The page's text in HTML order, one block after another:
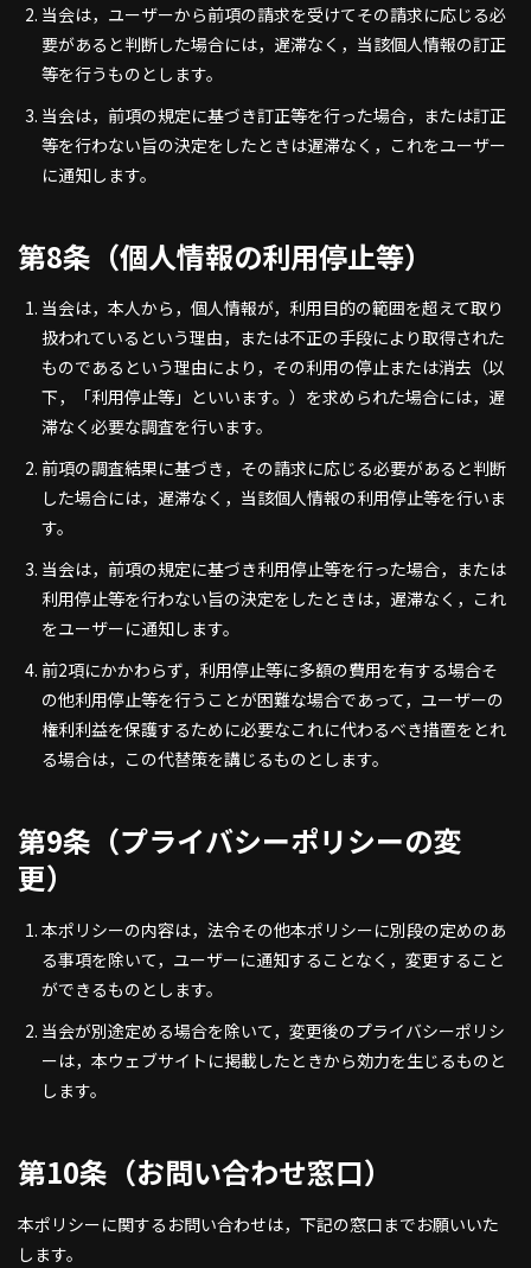
当会は，ユーザーから前項の請求を受けてその請求に応じる必
要があると判断した場合には，遅滞なく，当該個人情報の訂正
等を行うものとします。
当会は，前項の規定に基づき訂正等を行った場合，または訂正
等を行わない旨の決定をしたときは遅滞なく，これをユーザー
に通知します。
第8条（個人情報の利用停止等）
当会は，本人から，個人情報が，利用目的の範囲を超えて取り
扱われているという理由，または不正の手段により取得された
ものであるという理由により，その利用の停止または消去（以
下，「利用停止等」といいます。）を求められた場合には，遅
滞なく必要な調査を行います。
前項の調査結果に基づき，その請求に応じる必要があると判断
した場合には，遅滞なく，当該個人情報の利用停止等を行いま
す。
当会は，前項の規定に基づき利用停止等を行った場合，または
利用停止等を行わない旨の決定をしたときは，遅滞なく，これ
をユーザーに通知します。
前2項にかかわらず，利用停止等に多額の費用を有する場合そ
の他利用停止等を行うことが困難な場合であって，ユーザーの
権利利益を保護するために必要なこれに代わるべき措置をとれ
る場合は，この代替策を講じるものとします。
第9条（プライバシーポリシーの変
更）
本ポリシーの内容は，法令その他本ポリシーに別段の定めのあ
る事項を除いて，ユーザーに通知することなく，変更すること
ができるものとします。
当会が別途定める場合を除いて，変更後のプライバシーポリシ
ーは，本ウェブサイトに掲載したときから効力を生じるものと
します。
第10条（お問い合わせ窓口）
本ポリシーに関するお問い合わせは，下記の窓口までお願いいた
します。